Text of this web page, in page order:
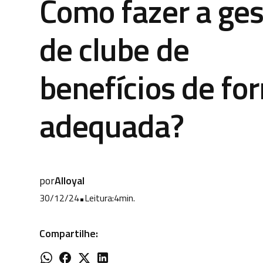
Como fazer a
de clube de
benefícios de
adequada?
porAlloyal
30/12/24•Leitura:4min.
Compartilhe: